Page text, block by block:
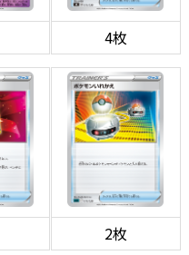
4枚
2枚